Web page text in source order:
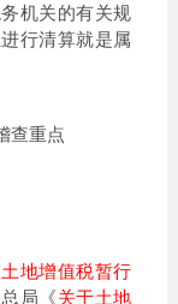
机关的有关规
行清算就是属
查重点
土地增值税暂行
局《关于土地